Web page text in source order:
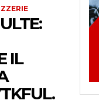
IL